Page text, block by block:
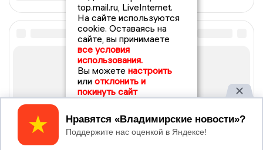
top.mail.ru, LiveInternet.
На сайте используются
cookie. Оставаясь на
сайте, вы принимаете
все условия
использования.
Вы можете настроить
или отклонить и
покинуть сайт
Принять